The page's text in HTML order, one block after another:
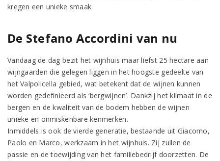
kregen een unieke smaak.
De Stefano Accordini van nu
Vandaag de dag bezit het wijnhuis maar liefst 25 hectare aan
wijngaarden die gelegen liggen in het hoogste gedeelte van
het Valpolicella gebied, wat betekent dat de wijnen kunnen
worden gedefinieerd als ‘bergwijnen’. Dankzij het klimaat in de
bergen en de kwaliteit van de bodem hebben de wijnen
unieke en onmiskenbare kenmerken.
Inmiddels is ook de vierde generatie, bestaande uit Giacomo,
Paolo en Marco, werkzaam in het wijnhuis. Zij zullen de
passie en de toewijding van het familiebedrijf doorzetten. De